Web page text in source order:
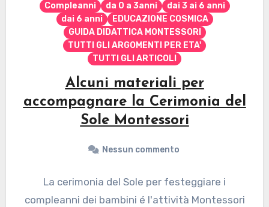
Compleanni da 0 a 3anni
dai 3 ai 6 anni
dai 6 anni
EDUCAZIONE COSMICA
GUIDA DIDATTICA MONTESSORI
TUTTI GLI ARGOMENTI PER ETA'
TUTTI GLI ARTICOLI
Alcuni materiali per
accompagnare la Cerimonia del
Sole Montessori
Nessun commento
La cerimonia del Sole per festeggiare i
compleanni dei bambini é l'attività Montessori